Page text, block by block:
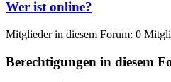
Wer ist online?
Mitglieder in diesem Forum: 0
Berechtigungen in diesem